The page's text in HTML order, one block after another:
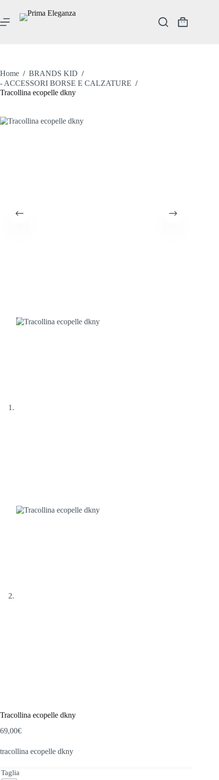
contenuto
Carrello
Home / BRANDS KID /
- ACCESSORI BORSE E CALZATURE /
Tracollina ecopelle dkny
Tracollina ecopelle dkny
69,00€
tracollina ecopelle dkny
Taglia